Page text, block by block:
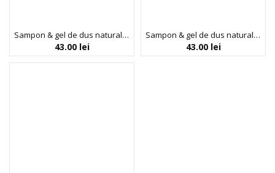
Sampon & gel de dus natural pentru copii Magic Garden, Biobaza, 250 ml
43.00 lei
Sampon & gel de dus natural pentru copii, cu aloe vera si extract de ceai verde, Dragon, Biobaza, 250 ml
43.00 lei